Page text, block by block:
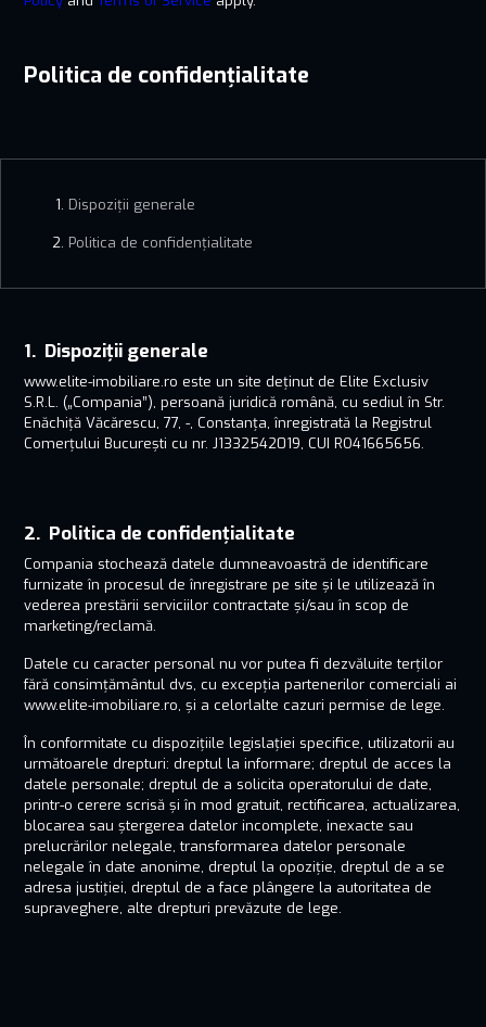
Politica de confidențialitate
Dispoziții generale
Politica de confidențialitate
Dispoziții generale
www.elite-imobiliare.ro este un site deținut de Elite Exclusiv
S.R.L. („Compania”), persoană juridică română, cu sediul în Str.
Enăchiță Văcărescu, 77, -, Constanța, înregistrată la Registrul
Comerțului București cu nr. J1332542019, CUI RO41665656.
Politica de confidențialitate
Compania stochează datele dumneavoastră de identificare
furnizate în procesul de înregistrare pe site și le utilizează în
vederea prestării serviciilor contractate și/sau în scop de
marketing/reclamă.
Datele cu caracter personal nu vor putea fi dezvăluite terților
fără consimțământul dvs, cu excepția partenerilor comerciali ai
www.elite-imobiliare.ro, și a celorlalte cazuri permise de lege.
În conformitate cu dispozițiile legislației specifice, utilizatorii au
următoarele drepturi: dreptul la informare; dreptul de acces la
datele personale; dreptul de a solicita operatorului de date,
printr-o cerere scrisă și în mod gratuit, rectificarea, actualizarea,
blocarea sau ștergerea datelor incomplete, inexacte sau
prelucrărilor nelegale, transformarea datelor personale
nelegale în date anonime, dreptul la opoziție, dreptul de a se
adresa justiției, dreptul de a face plângere la autoritatea de
supraveghere, alte drepturi prevăzute de lege.